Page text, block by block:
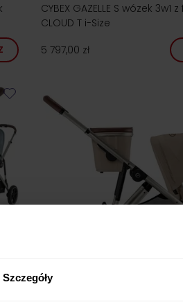
Szczegóły
CYBEX GAZELLE S wózek 3w1
CLOUD T i-Size
5 797,00 zł